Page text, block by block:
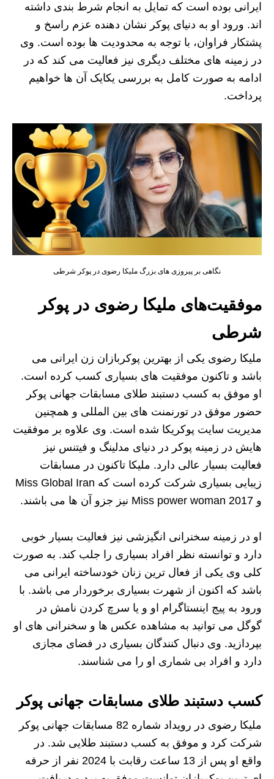
ایرانی بوده است که تمایل به انجام شرط بندی داشته
اند. ورود او به دنیای پوکر نشان دهنده عزم راسخ و
پشتکار فراوان، با توجه به محدودیت ها بوده است. وی
در زمینه های مختلف دیگری نیز فعالیت می کند که در
ادامه به صورت کامل به بررسی یکایک آن ها خواهیم
پرداخت.
نگاهی بر پیروزی های بزرگ ملیکا رضوی در پوکر شرطی
موفقیت‌های ملیکا رضوی در پوکر
شرطی
ملیکا رضوی یکی از بهترین پوکربازان زن ایرانی می
باشد و تاکنون موفقیت های بسیاری کسب کرده است.
او موفق به کسب دستبند طلای مسابقات جهانی پوکر
حضور موفق در تورنمنت های بین المللی و همچنین
مدیریت سایت پوکریکا شده است. وی علاوه بر موفقیت
هایش در زمینه پوکر در دنیای مدلینگ و فیتنس نیز
فعالیت بسیار عالی دارد. ملیکا تاکنون در مسابقات
زیبایی بسیاری شرکت کرده است که Miss Global Iran
و Miss power woman 2017 نیز جزو آن ها می باشند.
او در زمینه سخنرانی انگیزشی نیز فعالیت بسیار خوبی
دارد و توانسته نظر افراد بسیاری را جلب کند. به صورت
کلی وی یکی از فعال ترین زنان خودساخته ایرانی می
باشد که اکنون از شهرت بسیاری برخوردار می باشد. با
ورود به پیج اینستاگرام او و یا سرچ کردن نامش در
گوگل می توانید به مشاهده عکس ها و سخنرانی های او
بپردازید. وی دنبال کنندگان بسیاری در فضای مجازی
دارد و افراد بی شماری او را می شناسند.
کسب دستبند طلای مسابقات جهانی پوکر
ملیکا رضوی در رویداد شماره 82 مسابقات جهانی پوکر
شرکت کرد و موفق به کسب دستبند طلایی شد. در
واقع او پس از 13 ساعت رقابت با 2024 نفر از حرفه